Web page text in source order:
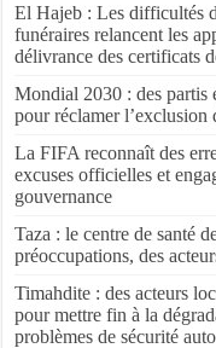
El Hajeb : Les difficultés
funéraires relancent les
délivrance des certificats
Mondial 2030 : des partis
pour réclamer
La FIFA reconnaît des
excuses officielles et
gouvernance
Taza : le centre de santé
préoccupations, des
Timahdite : des acteurs
pour mettre fin à la
problèmes de sécurité